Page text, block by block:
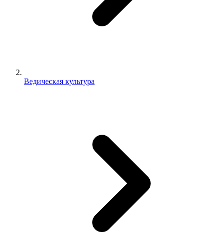
Ведическая культура